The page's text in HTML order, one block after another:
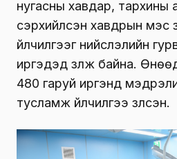
нугасны хавдар, тархины
үсэрхийлсэн хавдрын
үйлчилгээг нийслэлийн
иргэдэд үзүүлж байна.
480 гаруй иргэнд
тусламж үйлчилгээ үзүүлсэн.